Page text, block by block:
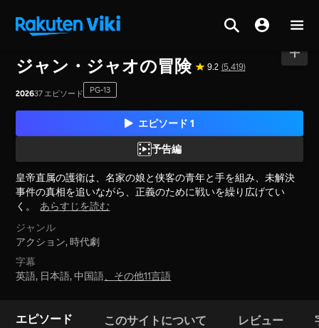
ジャン・ジャオの冒険 9.2 (5,419)
202637 エピソード PG-13
エピソード 1
予告編
皇帝直属の護衛は、名家の娘と侠客の青年と手を組み、未解決
事件の真相を追いながら、正義のために戦いを繰り広げてい
く。
あらすじを読む
ジャンル
アクション,時代劇
字幕
英語, 日本語, 中国語
その他11言語
エピソード このサイトについて レビュー